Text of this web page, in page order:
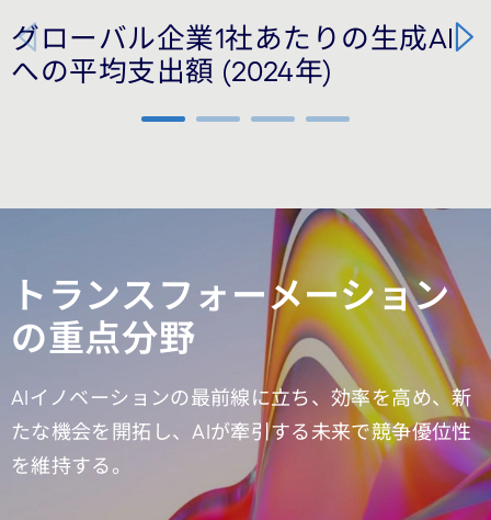
グローバル企業1社あたりの生成AI
への平均支出額 (2024年)
トランスフォーメーション
の重点分野
AIイノベーションの最前線に立ち、効率を高め、新
たな機会を開拓し、AIが牽引する未来で競争優位性
を維持する。